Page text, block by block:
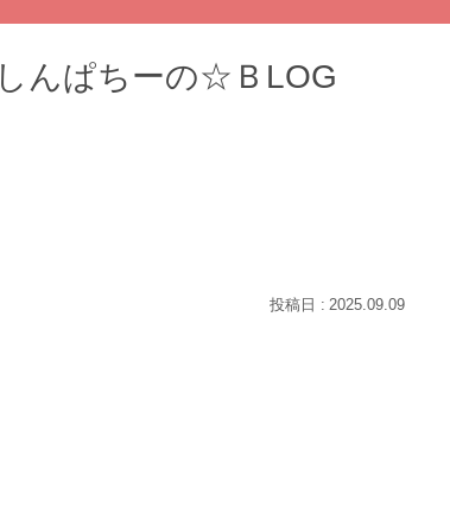
しんぱちーの☆ＢLOG
2025.09.09